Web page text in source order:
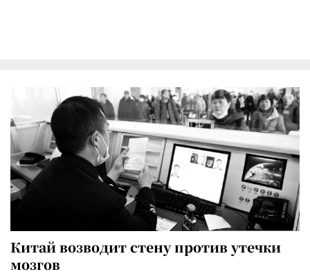
Китай возводит стену против утечки
мозгов